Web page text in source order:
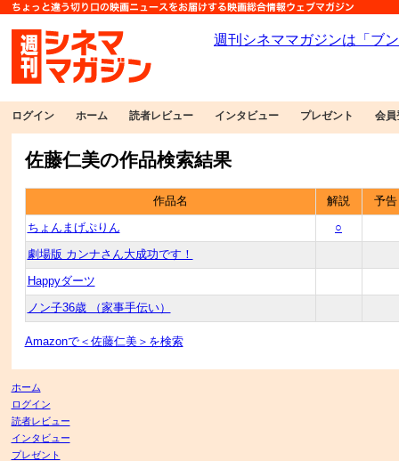
ログイン ホーム 読者レビュー インタビュー プレゼント 会員
佐藤仁美の作品検索結果
作品名 解説 予告
ちょんまげぷりん ○
劇場版 カンナさん大成功です！
Happyダーツ
ノン子36歳 （家事手伝い）
Amazonで＜佐藤仁美＞を検索
ホーム
ログイン
読者レビュー
インタビュー
プレゼント